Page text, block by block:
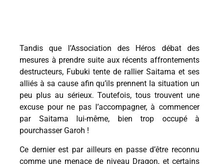
Tandis que l’Association des Héros débat des
mesures à prendre suite aux récents affrontements
destructeurs, Fubuki tente de rallier Saitama et ses
alliés à sa cause afin qu’ils prennent la situation un
peu plus au sérieux. Toutefois, tous trouvent une
excuse pour ne pas l’accompagner, à commencer
par Saitama lui-même, bien trop occupé à
pourchasser Garoh !
Ce dernier est par ailleurs en passe d’être reconnu
comme une menace de niveau Dragon, et certains